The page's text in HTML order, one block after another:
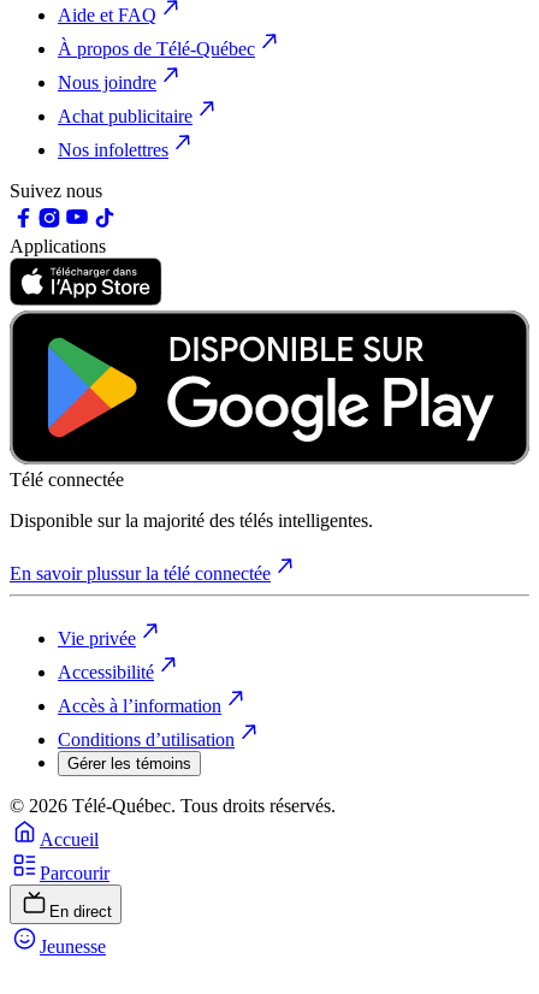
Aide et FAQ
À propos de Télé-Québec
Nous joindre
Achat publicitaire
Nos infolettres
Suivez nous
Applications
Télé connectée
Disponible sur la majorité des télés intelligentes.
En savoir plussur la télé connectée
Vie privée
Accessibilité
Accès à l’information
Conditions d’utilisation
Gérer les témoins
© 2026 Télé-Québec. Tous droits réservés.
Accueil
Parcourir
En direct
Jeunesse